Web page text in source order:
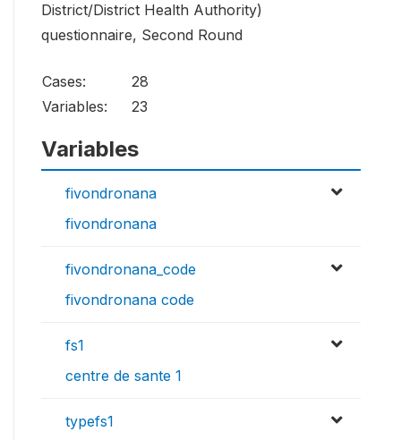
District/District Health Authority)
questionnaire, Second Round
Cases:
28
Variables:
23
Variables
fivondronana
fivondronana
fivondronana_code
fivondronana code
fs1
centre de sante 1
typefs1